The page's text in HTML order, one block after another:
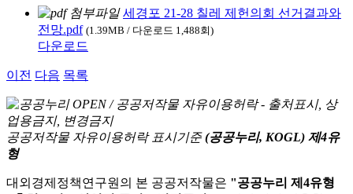
세경포 21-28 칠레 제헌의회 선거결과와
전망.pdf (1.39MB / 다운로드 1,488회)
다운로드
이전 다음 목록
공공저작물 자유이용허락 표시기준 (공공누리, KOGL) 제4유
형
대외경제정책연구원의 본 공공저작물은 "공공누리 제4유형